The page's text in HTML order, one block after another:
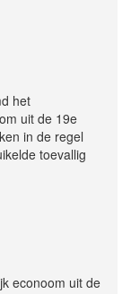
het
uit de 19e
in de regel
toevallig
econoom uit de